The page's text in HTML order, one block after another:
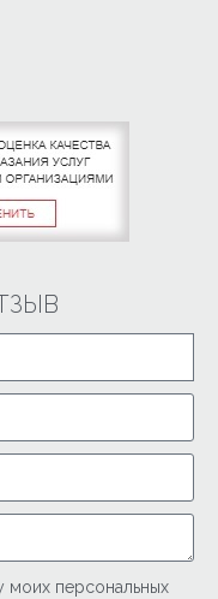
моих персональных